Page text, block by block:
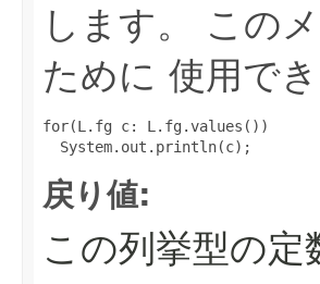
します。 この
ために 使用で
for(L.fg c: L.fg.values())
戻り値:
この列挙型の